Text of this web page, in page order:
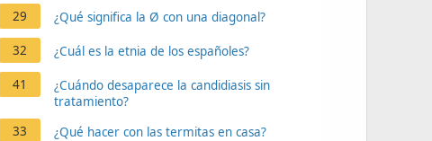
29 ¿Qué significa la Ø con una diagonal?
32 ¿Cuál es la etnia de los españoles?
41
¿Cuándo desaparece la candidiasis sin
tratamiento?
33
¿Qué hacer con las termitas en casa?